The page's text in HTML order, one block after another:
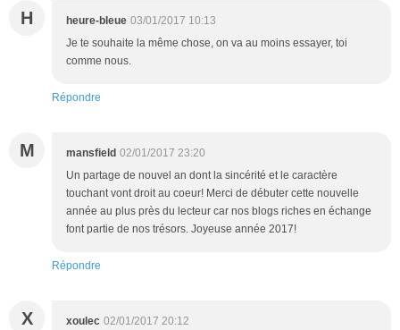
H heure-bleue 03/01/2017 10:13
Je te souhaite la même chose, on va au moins essayer, toi
comme nous.
Répondre
M mansfield 02/01/2017 23:20
Un partage de nouvel an dont la sincérité et le caractère
touchant vont droit au coeur! Merci de débuter cette nouvelle
année au plus près du lecteur car nos blogs riches en échange
font partie de nos trésors. Joyeuse année 2017!
Répondre
X xoulec 02/01/2017 20:12